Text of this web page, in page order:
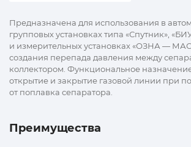
Предназначена для использования в
групповых установках типа «Спутник»,
и измерительных установках «ОЗНА —
создания перепада давления между
коллектором. Функциональное
открытие и закрытие газовой линии при
от поплавка сепаратора.
Преимущества